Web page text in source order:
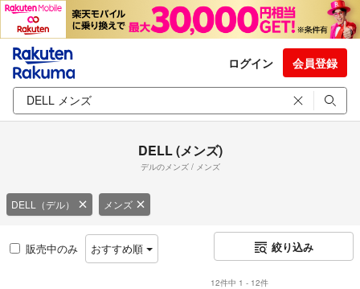
ログイン 会員登録
DELL (メンズ)
デルのメンズ / メンズ
DELL（デル） メンズ
販売中のみ おすすめ順 絞り込み
12件中 1 - 12件